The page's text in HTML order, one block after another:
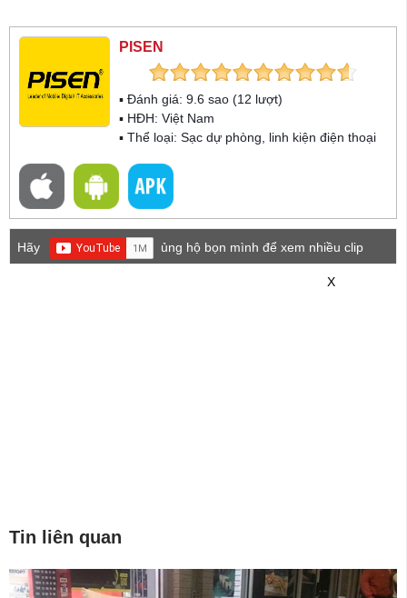
PISEN
▪ Đánh giá: 9.6 sao (12 lượt)
▪ HĐH: Việt Nam
▪ Thể loại: Sạc dự phòng, linh kiện điện thoại
Hãy
ủng hộ bọn mình để xem nhiều clip
X
Tin liên quan